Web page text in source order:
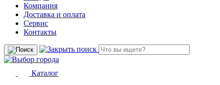
Компания
Доставка и оплата
Сервис
Контакты
Каталог